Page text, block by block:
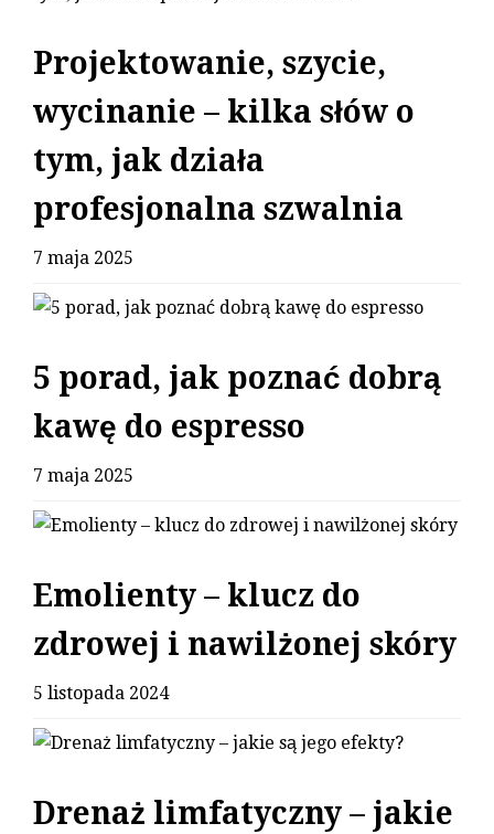
Projektowanie, szycie,
wycinanie – kilka słów o
tym, jak działa
profesjonalna szwalnia
7 maja 2025
5 porad, jak poznać dobrą
kawę do espresso
7 maja 2025
Emolienty – klucz do
zdrowej i nawilżonej skóry
5 listopada 2024
Drenaż limfatyczny – jakie